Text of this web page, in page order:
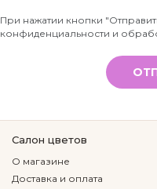
Телефон
*
При нажатии кнопки
конфиденциальности и
Салон цветов
О магазине
Доставка и оплата